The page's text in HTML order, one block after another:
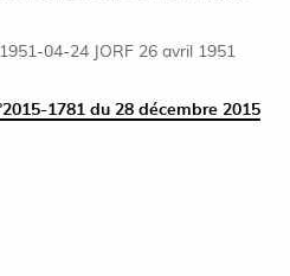
04-24 JORF 26 avril 1951
1781 du 28 décembre 2015